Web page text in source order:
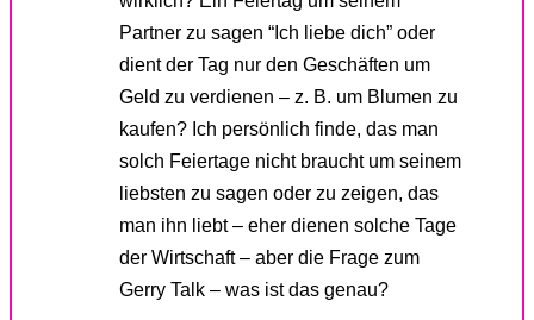
Partner zu sagen “Ich liebe dich” oder
dient der Tag nur den Geschäften um
Geld zu verdienen – z. B. um Blumen zu
kaufen? Ich persönlich finde, das man
solch Feiertage nicht braucht um seinem
liebsten zu sagen oder zu zeigen, das
man ihn liebt – eher dienen solche Tage
der Wirtschaft – aber die Frage zum
Gerry Talk – was ist das genau?